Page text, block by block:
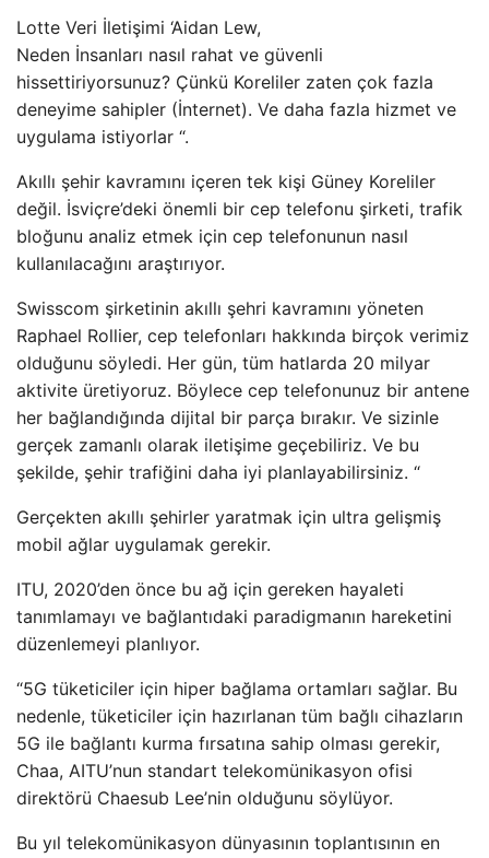
Lotte Veri İletişimi ‘Aidan Lew,
Neden İnsanları nasıl rahat ve güvenli
hissettiriyorsunuz? Çünkü Koreliler zaten çok fazla
deneyime sahipler (İnternet). Ve daha fazla hizmet ve
uygulama istiyorlar “.
Akıllı şehir kavramını içeren tek kişi Güney Koreliler
değil. İsviçre’deki önemli bir cep telefonu şirketi, trafik
bloğunu analiz etmek için cep telefonunun nasıl
kullanılacağını araştırıyor.
Swisscom şirketinin akıllı şehri kavramını yöneten
Raphael Rollier, cep telefonları hakkında birçok verimiz
olduğunu söyledi. Her gün, tüm hatlarda 20 milyar
aktivite üretiyoruz. Böylece cep telefonunuz bir antene
her bağlandığında dijital bir parça bırakır. Ve sizinle
gerçek zamanlı olarak iletişime geçebiliriz. Ve bu
şekilde, şehir trafiğini daha iyi planlayabilirsiniz. “
Gerçekten akıllı şehirler yaratmak için ultra gelişmiş
mobil ağlar uygulamak gerekir.
ITU, 2020’den önce bu ağ için gereken hayaleti
tanımlamayı ve bağlantıdaki paradigmanın hareketini
düzenlemeyi planlıyor.
“5G tüketiciler için hiper bağlama ortamları sağlar. Bu
nedenle, tüketiciler için hazırlanan tüm bağlı cihazların
5G ile bağlantı kurma fırsatına sahip olması gerekir,
Chaa, AITU’nun standart telekomünikasyon ofisi
direktörü Chaesub Lee’nin olduğunu söylüyor.
Bu yıl telekomünikasyon dünyasının toplantısının en